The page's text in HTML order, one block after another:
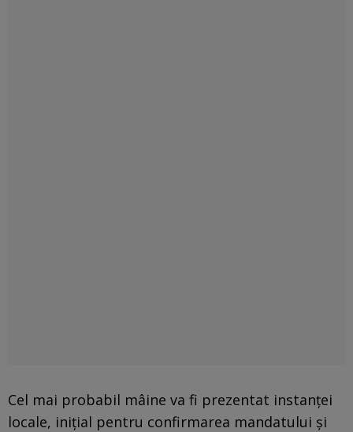
Cel mai probabil mâine va fi prezentat instanței
locale, inițial pentru confirmarea mandatului și